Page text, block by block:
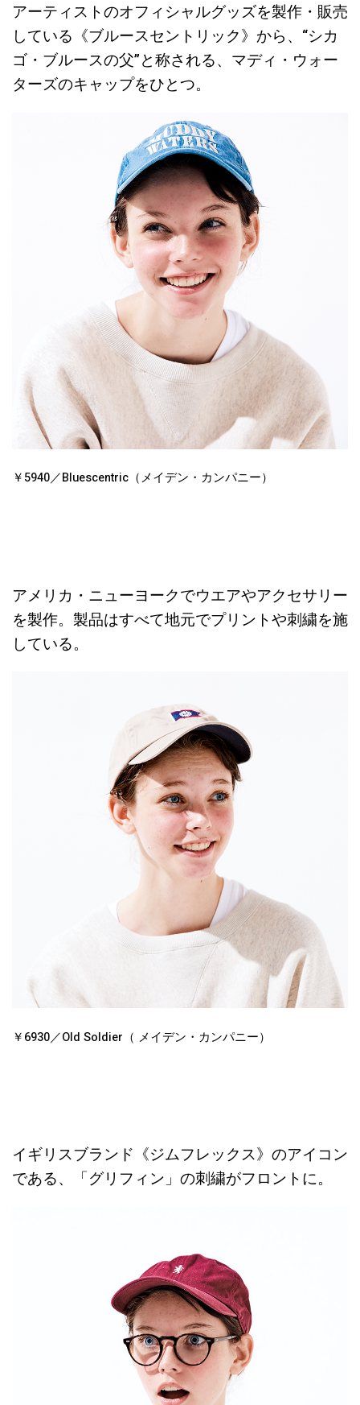
アーティストのオフィシャルグッズを製作・販売
している《ブルースセントリック》から、“シカ
ゴ・ブルースの父”と称される、マディ・ウォー
ターズのキャップをひとつ。
￥5940／Bluescentric（メイデン・カンパニー）
アメリカ・ニューヨークでウエアやアクセサリー
を製作。製品はすべて地元でプリントや刺繍を施
している。
￥6930／Old Soldier（ メイデン・カンパニー）
イギリスブランド《ジムフレックス》のアイコン
である、「グリフィン」の刺繍がフロントに。